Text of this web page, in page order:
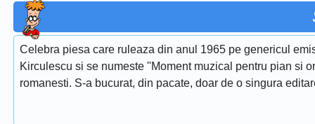
Celebra piesa care ruleaza din anul 1965 pe genericul
Kirculescu si se numeste ''Moment muzical pentru pian si
romanesti. S-a bucurat, din pacate, doar de o singura